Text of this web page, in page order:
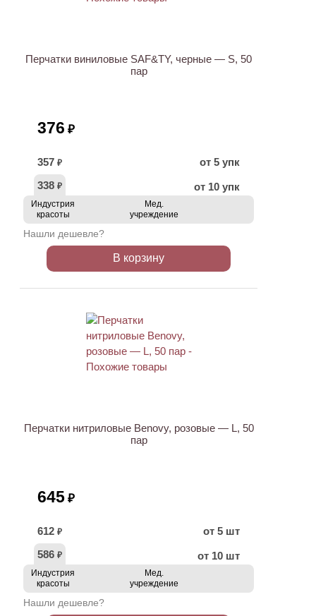
Перчатки виниловые SAF&TY, черные — S, 50
пар
376 ₽
357 ₽
от 5 упк
338 ₽ от 10 упк
Индустрия
красоты
Мед.
учреждение
Нашли дешевле?
В корзину
Перчатки нитриловые Benovy, розовые — L, 50
пар
645 ₽
612 ₽
от 5 шт
586 ₽ от 10 шт
Индустрия
красоты
Мед.
учреждение
Нашли дешевле?